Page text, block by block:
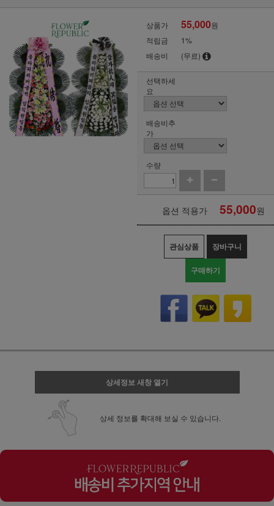
상품가 55,000원
적립금
1%
배송비
(무료)
선택하세
요
배송비추
가
수량
옵션 적용가 55,000원
관심상품 장바구니
구매하기
상세정보 새창 열기
상세 정보를 확대해 보실 수 있습니다.